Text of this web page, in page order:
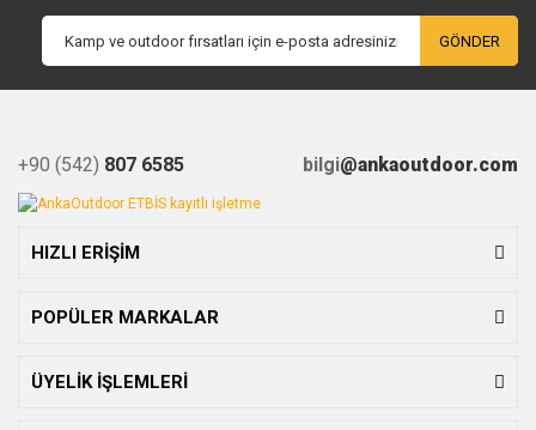
GÖNDER
+90 (542) 807 6585 bilgi@ankaoutdoor.com
HIZLI ERİŞİM
POPÜLER MARKALAR
ÜYELİK İŞLEMLERİ